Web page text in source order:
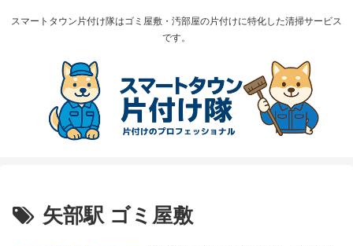
スマートタウン片付け隊はゴミ屋敷・汚部屋の片付けに特化した清掃サービス
です。
矢部駅 ゴミ屋敷